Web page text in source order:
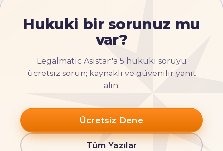
Hukuki bir sorunuz mu
var?
Legalmatic Asistan'a 5 hukuki soruyu
ücretsiz sorun; kaynaklı ve güvenilir yanıt
alın.
Ücretsiz Dene
Tüm Yazılar